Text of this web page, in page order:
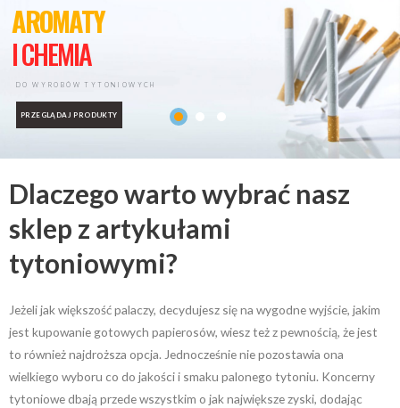
AROMATY
I CHEMIA
DO WYROBÓW TYTONIOWYCH
PRZEGLĄDAJ PRODUKTY
Dlaczego warto wybrać nasz
sklep z artykułami
tytoniowymi?
Jeżeli jak większość palaczy, decydujesz się na wygodne wyjście, jakim
jest kupowanie gotowych papierosów, wiesz też z pewnością, że jest
to również najdroższa opcja. Jednocześnie nie pozostawia ona
wielkiego wyboru co do jakości i smaku palonego tytoniu. Koncerny
tytoniowe dbają przede wszystkim o jak największe zyski, dodając